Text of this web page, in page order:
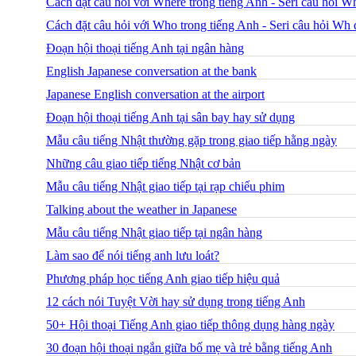
Cách đặt câu hỏi với Who trong tiếng Anh - Seri câu hỏi Wh
Đoạn hội thoại tiếng Anh tại ngân hàng
English Japanese conversation at the bank
Japanese English conversation at the airport
Đoạn hội thoại tiếng Anh tại sân bay hay sử dụng
Mẫu câu tiếng Nhật thường gặp trong giao tiếp hằng ngày
Những câu giao tiếp tiếng Nhật cơ bản
Mẫu câu tiếng Nhật giao tiếp tại rạp chiếu phim
Talking about the weather in Japanese
Mẫu câu tiếng Nhật giao tiếp tại ngân hàng
Làm sao để nói tiếng anh lưu loát?
Phương pháp học tiếng Anh giao tiếp hiệu quả
12 cách nói Tuyệt Vời hay sử dụng trong tiếng Anh
50+ Hội thoại Tiếng Anh giao tiếp thông dụng hàng ngày
30 đoạn hội thoại ngắn giữa bố mẹ và trẻ bằng tiếng Anh